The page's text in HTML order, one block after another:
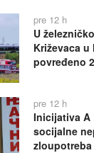
pre 12 h
U
Križevaca u
povređeno
pre 12 h
Inicijativa A
socijalne